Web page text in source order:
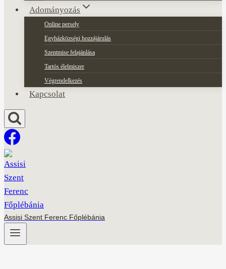
Adományozás
Online persely
Egyházközségi hozzájárulás
Szentmise felajánlása
Tartós élelmiszer
Végrendelkezés
Kapcsolat
Assisi Szent Ferenc Főplébánia